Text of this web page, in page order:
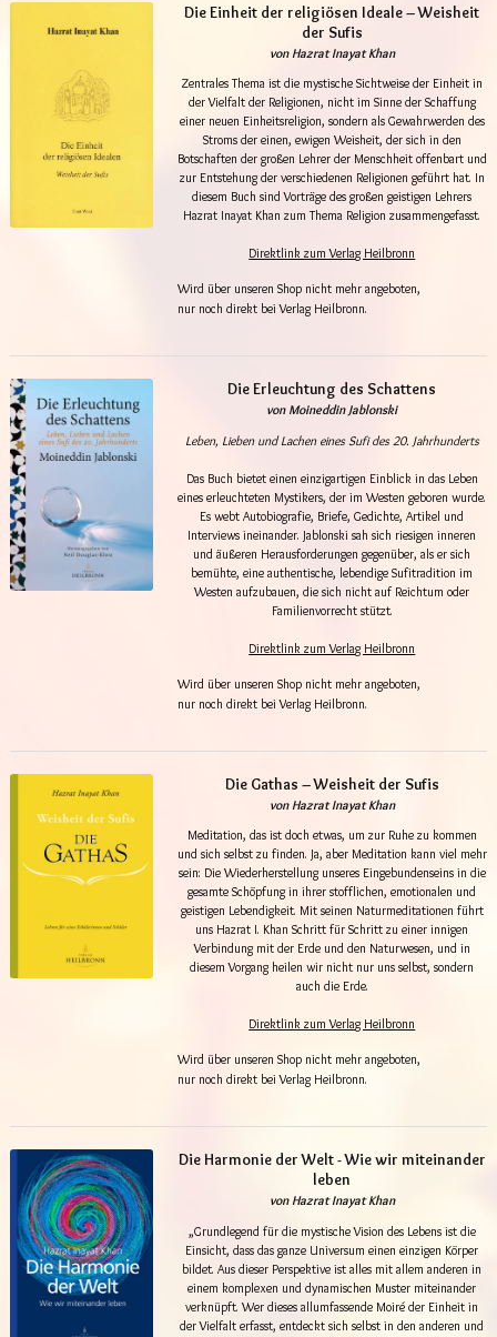
Die Einheit der religiösen Ideale – Weisheit
der Sufis
von Hazrat Inayat Khan
Zentrales Thema ist die mystische Sichtweise der Einheit in
der Vielfalt der Religionen, nicht im Sinne der Schaffung
einer neuen Einheitsreligion, sondern als Gewahrwerden des
Stroms der einen, ewigen Weisheit, der sich in den
Botschaften der großen Lehrer der Menschheit offenbart und
zur Entstehung der verschiedenen Religionen geführt hat. In
diesem Buch sind Vorträge des großen geistigen Lehrers
Hazrat Inayat Khan zum Thema Religion zusammengefasst.
Direktlink zum Verlag Heilbronn
Wird über unseren Shop nicht mehr angeboten,
nur noch direkt bei Verlag Heilbronn.
Die Erleuchtung des Schattens
von Moineddin Jablonski
Leben, Lieben und Lachen eines Sufi des 20. Jahrhunderts
Das Buch bietet einen einzigartigen Einblick in das Leben
eines erleuchteten Mystikers, der im Westen geboren wurde.
Es webt Autobiografie, Briefe, Gedichte, Artikel und
Interviews ineinander. Jablonski sah sich riesigen inneren
und äußeren Herausforderungen gegenüber, als er sich
bemühte, eine authentische, lebendige Sufitradition im
Westen aufzubauen, die sich nicht auf Reichtum oder
Familienvorrecht stützt.
Direktlink zum Verlag Heilbronn
Wird über unseren Shop nicht mehr angeboten,
nur noch direkt bei Verlag Heilbronn.
Die Gathas – Weisheit der Sufis
von Hazrat Inayat Khan
Meditation, das ist doch etwas, um zur Ruhe zu kommen
und sich selbst zu finden. Ja, aber Meditation kann viel mehr
sein: Die Wiederherstellung unseres Eingebundenseins in die
gesamte Schöpfung in ihrer stofflichen, emotionalen und
geistigen Lebendigkeit. Mit seinen Naturmeditationen führt
uns Hazrat I. Khan Schritt für Schritt zu einer innigen
Verbindung mit der Erde und den Naturwesen, und in
diesem Vorgang heilen wir nicht nur uns selbst, sondern
auch die Erde.
Direktlink zum Verlag Heilbronn
Wird über unseren Shop nicht mehr angeboten,
nur noch direkt bei Verlag Heilbronn.
Die Harmonie der Welt - Wie wir miteinander
leben
von Hazrat Inayat Khan
„Grundlegend für die mystische Vision des Lebens ist die
Einsicht, dass das ganze Universum einen einzigen Körper
bildet. Aus dieser Perspektive ist alles mit allem anderen in
einem komplexen und dynamischen Muster miteinander
verknüpft. Wer dieses allumfassende Moiré der Einheit in
der Vielfalt erfasst, entdeckt sich selbst in den anderen und